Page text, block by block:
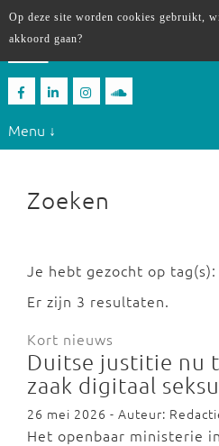
Menu ↓
Zoeken
Je hebt gezocht op
Er zijn 3 resultaten.
Kort nieuws
Duitse justitie nu
zaak digitaal
26 mei 2026 - Auteur:
Het openbaar ministerie
Op deze site worden cookies gebruikt,
akkoord gaan?